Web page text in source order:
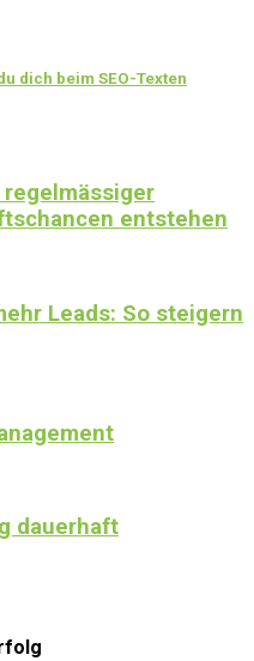
dich beim SEO-Texten
regelmässiger
entstehen
Leads: So steigern
dauerhaft